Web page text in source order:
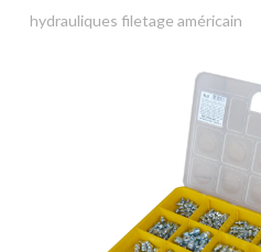
hydrauliques filetage américain